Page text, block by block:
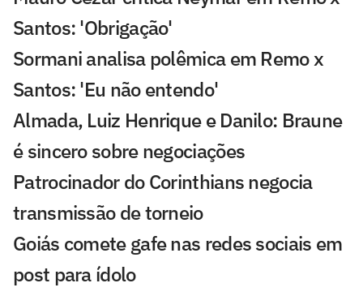
Santos: 'Obrigação'
Sormani analisa polêmica em Remo x
Santos: 'Eu não entendo'
Almada, Luiz Henrique e Danilo: Braune
é sincero sobre negociações
Patrocinador do Corinthians negocia
transmissão de torneio
Goiás comete gafe nas redes sociais em
post para ídolo